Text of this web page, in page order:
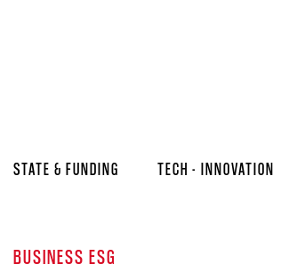
STATE & FUNDING TECH - INNOVATION
BUSINESS ESG